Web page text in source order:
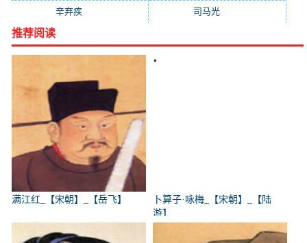
辛弃疾 司马光
推荐阅读
满江红_【宋朝】_【岳飞】
卜算子·咏梅_【宋朝】_【陆
游】